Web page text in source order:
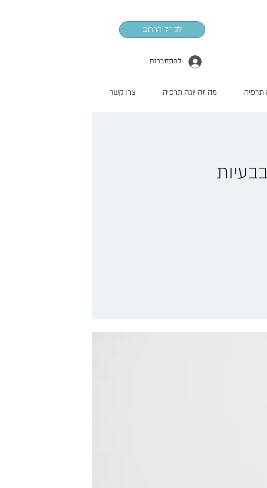
לקהל הרחב
להתחברות
תרפיה מה זה יוגה תרפיה צרו קשר